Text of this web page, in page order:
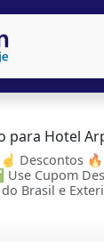
para Hotel
Descontos
Cupom
Brasil e